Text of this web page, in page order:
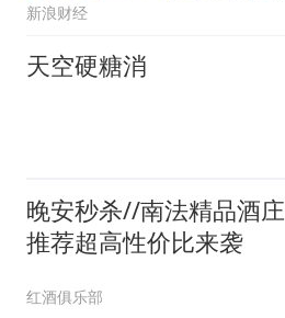
新浪财经
天空硬糖消
晚安秒杀//南法精品酒庄
推荐超高性价比来袭
红酒俱乐部